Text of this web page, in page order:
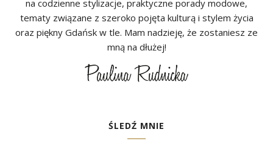
na codzienne stylizacje, praktyczne porady modowe,
tematy związane z szeroko pojęta kulturą i stylem życia
oraz piękny Gdańsk w tle. Mam nadzieję, że zostaniesz ze
mną na dłużej!
ŚLEDŹ MNIE